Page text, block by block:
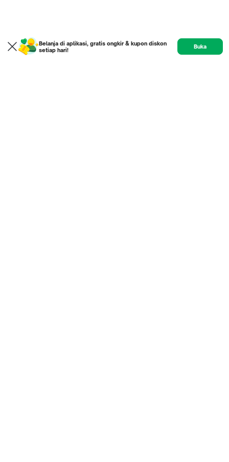
Belanja di aplikasi, gratis ongkir & kupon diskon
setiap hari!
Buka